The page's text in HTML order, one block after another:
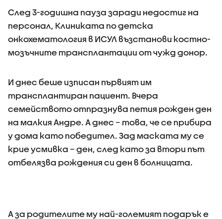
След 3-годишна пауза заради недостиг на
персонал, Клиниката по детска
онкохематология в ИСУЛ възстанови костно-
мозъчните трансплантации от чужд донор.
И днес беше изписан първият им
трансплантиран пациент. Вчера
семейството отпразнува петия рожден ден
на малкия Андре. А днес – това, че се прибира
у дома като победител. Зад маската му се
крие усмивка – ден, след като за втори път
отбелязва рождения си ден в болницата.
А за родителите му най-големият подарък е